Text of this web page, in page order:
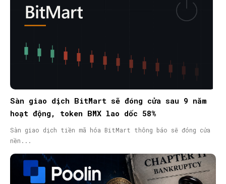
Sàn giao dịch BitMart sẽ đóng cửa sau 9 năm
hoạt động, token BMX lao dốc 58%
Sàn giao dịch tiền mã hóa BitMart thông báo sẽ đóng cửa
nền...